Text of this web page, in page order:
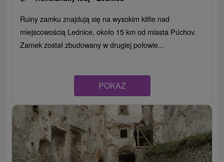
Ruiny zamku znajdują się na wysokim klifie nad
miejscowością Lednice, około 15 km od miasta Púchov.
Zamek został zbudowany w drugiej połowie...
POKAZ